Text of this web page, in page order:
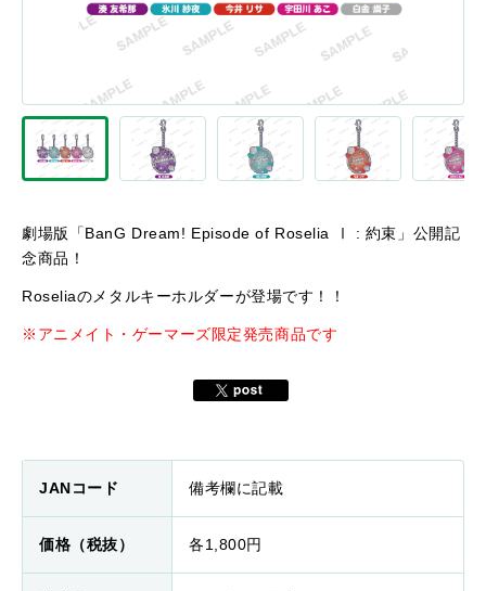
劇場版「BanG Dream! Episode of Roselia Ⅰ : 約束」公開記
念商品！
Roseliaのメタルキーホルダーが登場です！！
※アニメイト・ゲーマーズ限定発売商品です
JANコード 備考欄に記載
価格（税抜） 各1,800円